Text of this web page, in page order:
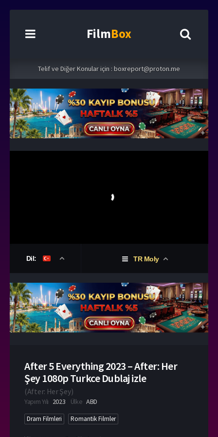
FilmBox
Telif ve Diğer Konular için : boxreport@proton.me
Dil: TR Moly
After 5 Everything 2023 – After: Her
Şey 1080p Turkce Dublaj izle
(After: Her Şey)
Yapım Yılı 2023 Ülke ABD
Dram Filmleri Romantik Filmler